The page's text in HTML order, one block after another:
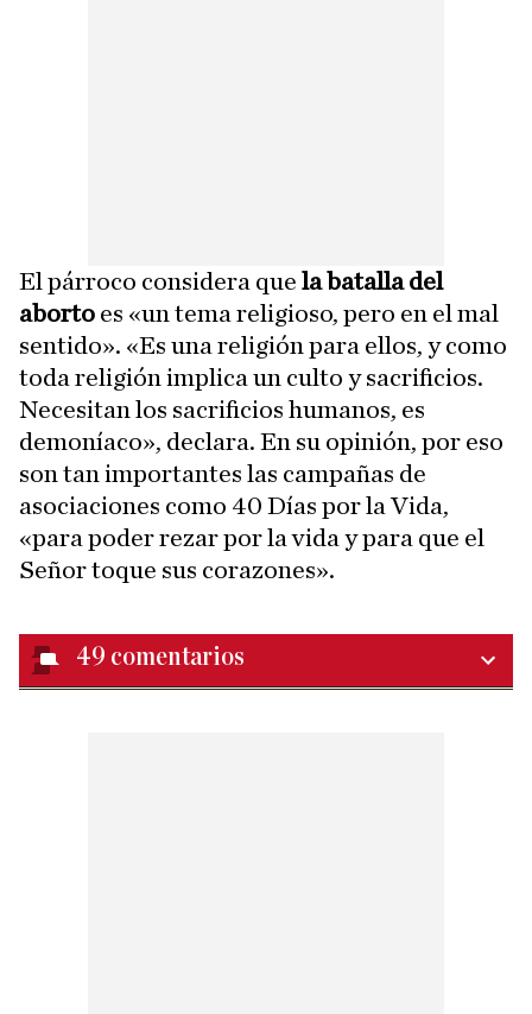
El párroco considera que la batalla del
aborto es «un tema religioso, pero en el mal
sentido». «Es una religión para ellos, y como
toda religión implica un culto y sacrificios.
Necesitan los sacrificios humanos, es
demoníaco», declara. En su opinión, por eso
son tan importantes las campañas de
asociaciones como 40 Días por la Vida,
«para poder rezar por la vida y para que el
Señor toque sus corazones».
49 comentarios